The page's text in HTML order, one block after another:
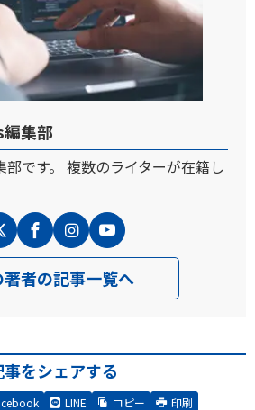
集部
です。 複数のライターが在籍し
著者の記事一覧へ
事をシェアする
LINE コピー 印刷